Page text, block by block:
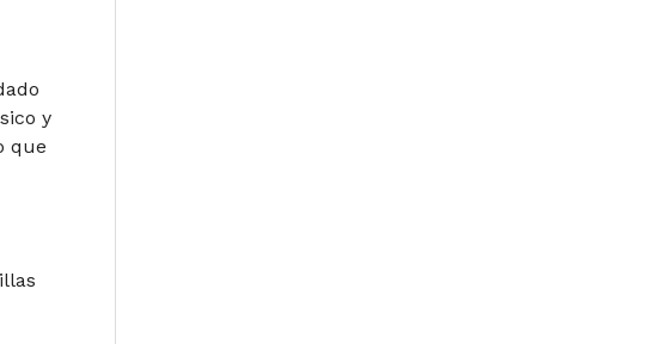
y
que